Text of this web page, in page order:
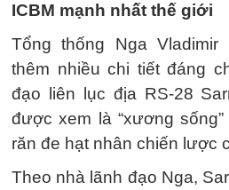
ICBM mạnh nhất thế giới
Tổng thống Nga
thêm nhiều chi tiết đáng
đạo liên lục địa RS-28
được xem là “xương
răn đe hạt nhân chiến lược
Theo nhà lãnh đạo Nga,